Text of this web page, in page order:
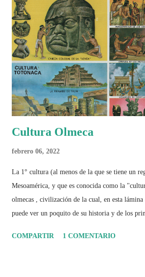
Cultura Olmeca
febrero 06, 2022
La 1° cultura (al menos de la que se tiene un
Mesoamérica, y que es conocida como la
olmecas , civilización de la cual, en esta lámina
puede ver un poquito de su historia y de los
COMPARTIR
1 COMENTARIO